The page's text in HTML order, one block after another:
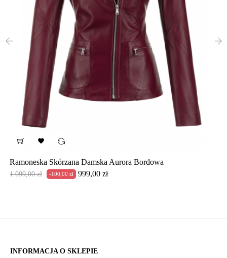

Ramoneska Skórzana Damska Aurora Bordowa
Cena
1 099,00 zł -100,00 zł Cena
999,00 zł
INFORMACJA O SKLEPIE